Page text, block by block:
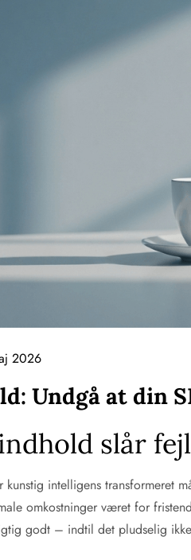
2026
Undgå at din
slår
kunstig intelligens transformeret
omkostninger været for
godt – indtil det pludselig